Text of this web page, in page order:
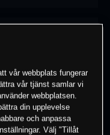
i detta
vår webbplats fungerar
vår tjänst samlar vi
webbplatsen.
din upplevelse
och anpassa
Välj "Tillåt